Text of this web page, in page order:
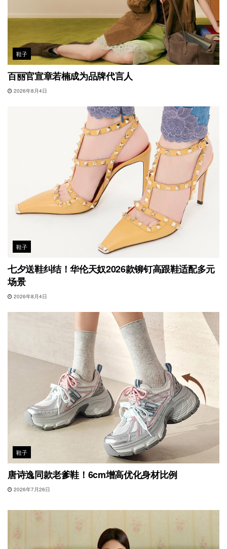
鞋子
百丽官宣章若楠成为品牌代言人
2026年8月4日
鞋子
七夕送鞋纠结！华伦天奴2026款铆钉高跟鞋适配多元
场景
2026年8月4日
鞋子
唐诗逸同款老爹鞋！6cm增高优化身材比例
2026年7月26日